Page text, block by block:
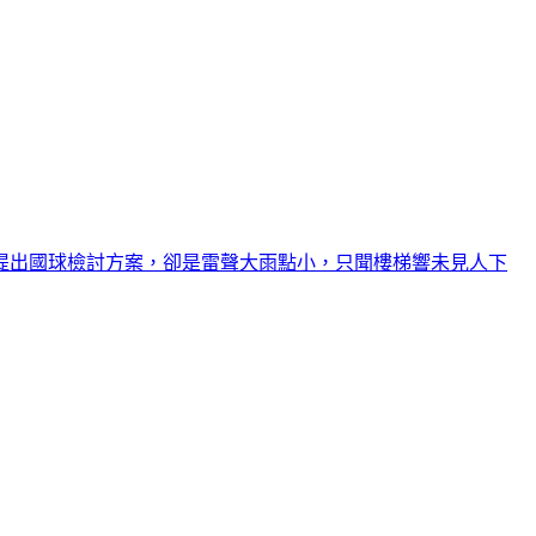
國球檢討方案，卻是雷聲大雨點小，只聞樓梯響未見人下